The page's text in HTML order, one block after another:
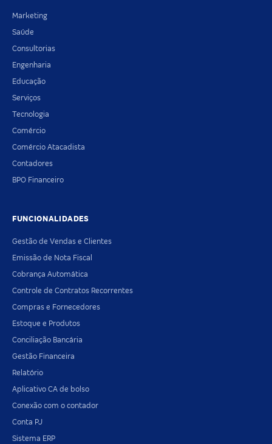
Marketing
Saúde
Consultorias
Engenharia
Educação
Serviços
Tecnologia
Comércio
Comércio Atacadista
Contadores
BPO Financeiro
FUNCIONALIDADES
Gestão de Vendas e Clientes
Emissão de Nota Fiscal
Cobrança Automática
Controle de Contratos Recorrentes
Compras e Fornecedores
Estoque e Produtos
Conciliação Bancária
Gestão Financeira
Relatório
Aplicativo CA de bolso
Conexão com o contador
Conta PJ
Sistema ERP